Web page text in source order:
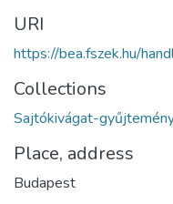
URI
https://bea.fszek.hu/
Collections
Sajtókivágat-
Place, address
Budapest